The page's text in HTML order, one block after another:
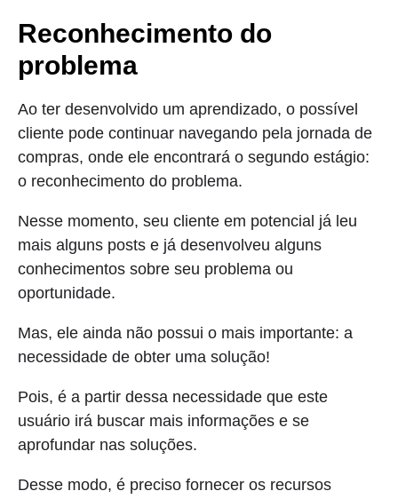
Reconhecimento do
problema
Ao ter desenvolvido um aprendizado, o possível
cliente pode continuar navegando pela jornada de
compras, onde ele encontrará o segundo estágio:
o reconhecimento do problema.
Nesse momento, seu cliente em potencial já leu
mais alguns posts e já desenvolveu alguns
conhecimentos sobre seu problema ou
oportunidade.
Mas, ele ainda não possui o mais importante: a
necessidade de obter uma solução!
Pois, é a partir dessa necessidade que este
usuário irá buscar mais informações e se
aprofundar nas soluções.
Desse modo, é preciso fornecer os recursos